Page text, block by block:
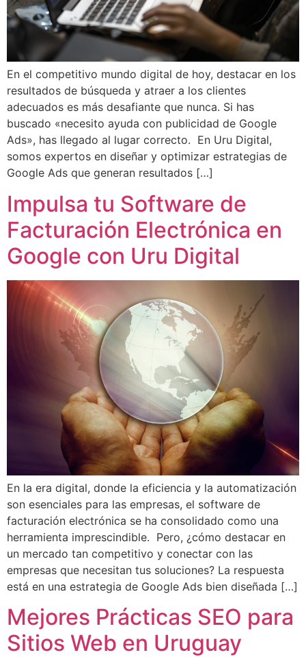
En el competitivo mundo digital de hoy, destacar en los
resultados de búsqueda y atraer a los clientes
adecuados es más desafiante que nunca. Si has
buscado «necesito ayuda con publicidad de Google
Ads», has llegado al lugar correcto. En Uru Digital,
somos expertos en diseñar y optimizar estrategias de
Google Ads que generan resultados […]
Impulsa tu Software de
Facturación Electrónica en
Google con Uru Digital
En la era digital, donde la eficiencia y la automatización
son esenciales para las empresas, el software de
facturación electrónica se ha consolidado como una
herramienta imprescindible. Pero, ¿cómo destacar en
un mercado tan competitivo y conectar con las
empresas que necesitan tus soluciones? La respuesta
está en una estrategia de Google Ads bien diseñada […]
Mejores Prácticas SEO para
Sitios Web en Uruguay